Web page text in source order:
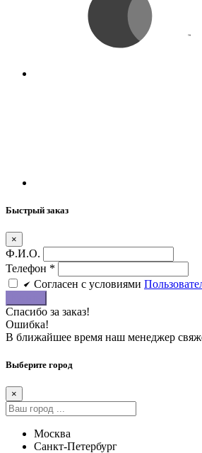
Быстрый заказ
×
Ф.И.О.
Телефон *
Cогласен c условиями
Спасибо за заказ!
Ошибка!
В ближайшее время наш менеджер
Выберите город
×
Москва
Санкт-Петербург